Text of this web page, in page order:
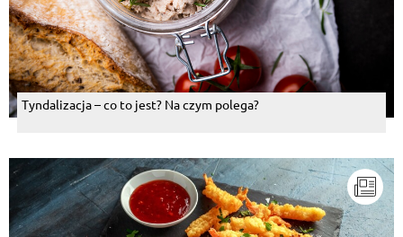
Tyndalizacja – co to jest? Na czym polega?